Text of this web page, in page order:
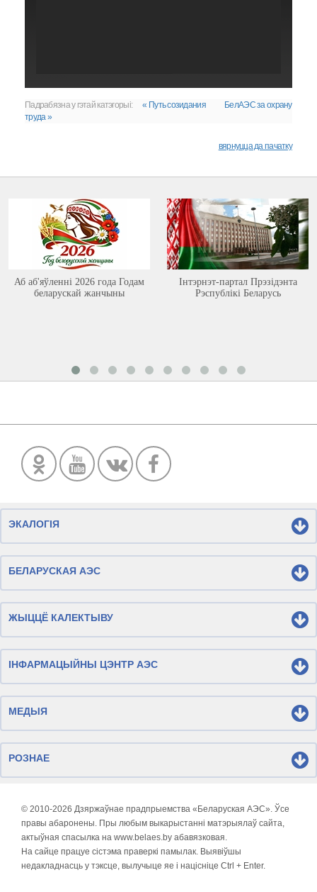
Падрабязна у гэтай катэгорыі: « Путь созидания
БелАЭС за охрану
труда »
вярнуцца да пачатку
Аб аб'яўленні 2026 года Годам
беларускай жанчыны
Інтэрнэт-партал Прэзідэнта
Рэспублікі Беларусь
ЭКАЛОГІЯ
БЕЛАРУСКАЯ АЭС
ЖЫЦЦЁ КАЛЕКТЫВУ
ІНФАРМАЦЫЙНЫ ЦЭНТР АЭС
МЕДЫЯ
РОЗНАЕ
© 2010-2026 Дзяржаўнае прадпрыемства «Беларуская АЭС». Ўсе
правы абаронены. Пры любым выкарыстанні матэрыялаў сайта,
актыўная спасылка на www.belaes.by абавязковая.
На сайце працуе сістэма праверкі памылак. Выявіўшы
недакладнасць у тэксце, вылучыце яе і націсніце Ctrl + Enter.